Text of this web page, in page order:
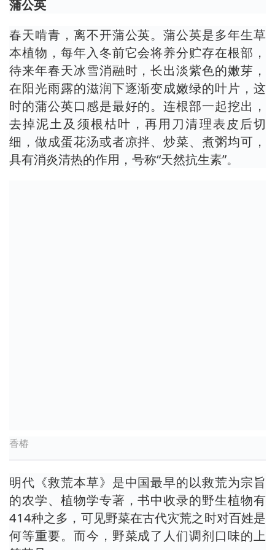
蒲公英
春天啃青，离不开蒲公英。蒲公英是多年生草
本植物，每年入冬前它会将养分贮存在根部，
待来年春天冰雪消融时，长出淡紫色的嫩芽，
在阳光雨露的滋润下逐渐变成嫩绿的叶片，这
时的蒲公英口感是最好的。连根部一起挖出，
去掉泥土及须根枯叶，再用刀清理表皮后切
细，做成蛋花汤或者凉拌、炒菜、煮粥均可，
具有消炎清热的作用，号称“天然抗生素”。
香椿
明代《救荒本草》是中国最早的以救荒为宗旨
的农学、植物学专著，书中收录的野生植物有
414种之多，可见野菜在古代灾荒之时对百姓是
何等重要。而今，野菜成了人们调剂口味的上